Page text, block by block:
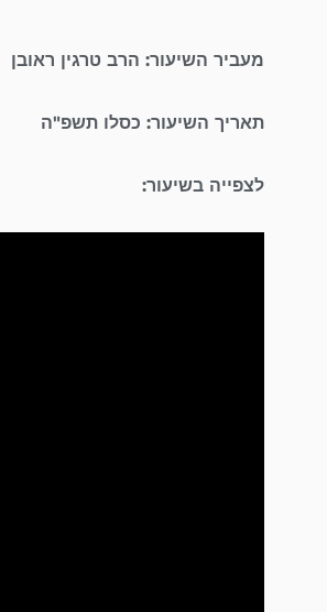
מעביר השיעור: הרב טרגין ראובן
תאריך השיעור: כסלו תשפ"ה
לצפייה בשיעור: